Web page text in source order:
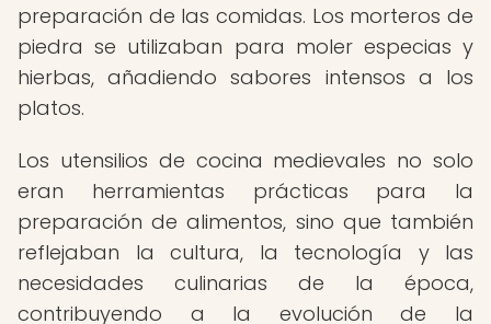
preparación de las comidas. Los morteros de
piedra se utilizaban para moler especias y
hierbas, añadiendo sabores intensos a los
platos.
Los utensilios de cocina medievales no solo
eran herramientas prácticas para la
preparación de alimentos, sino que también
reflejaban la cultura, la tecnología y las
necesidades culinarias de la época,
contribuyendo a la evolución de la